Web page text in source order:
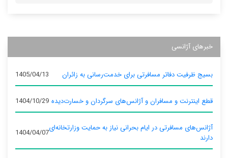
خبرهای آژانسی
بسیج ظرفیت دفاتر مسافرتی برای خدمت‌رسانی به زائران 1405/04/13
قطع اینترنت و مسافران و آژانس‌های سرگردان و خسارت‌دیده 1404/10/29
آژانس‌های مسافرتی در ایام بحرانی نیاز به حمایت وزارتخانه‌ای
دارند
1404/04/07